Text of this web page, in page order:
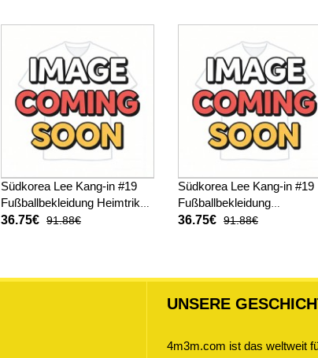
hosen)
Südkorea Lee Kang-in #19
Fußballbekleidung Heimtrikot
Kinder WM 2026 Kurzarm (+
36.75€ 91.88€
Südkorea Lee Kang-in #19
Fußballbekleidung
Auswärtstrikot Kinder WM
36.75€ 91.88€
UNSERE
4m3m.com ist das weltweit